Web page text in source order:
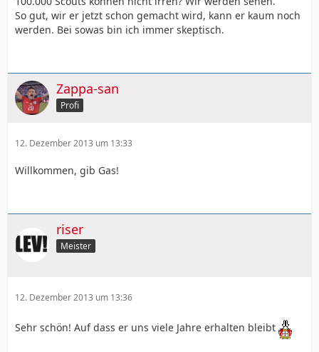
So gut, wir er jetzt schon gemacht wird, kann er kaum noch
werden. Bei sowas bin ich immer skeptisch.
Zappa-san
Profi
12. Dezember 2013 um 13:33
Willkommen, gib Gas!
riser
Meister
12. Dezember 2013 um 13:36
Sehr schön! Auf dass er uns viele Jahre erhalten bleibt